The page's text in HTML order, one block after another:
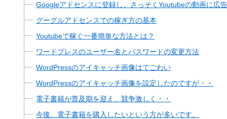
Googleアドセンスに登録し、さっそくYoutubeの動画に広
グーグルアドセンスでの稼ぎ方の基本
Youtubeで稼ぐ一番簡単な方法とは？
ワードプレスのユーザー名とパスワードの変更方法
WordPressのアイキャッチ画像はてごわい
WordPressのアイキャッチ画像を設定したのですが・・
電子書籍が普及期を迎え、競争激しく・・
今後、電子書籍を購入したいという方が多いです。